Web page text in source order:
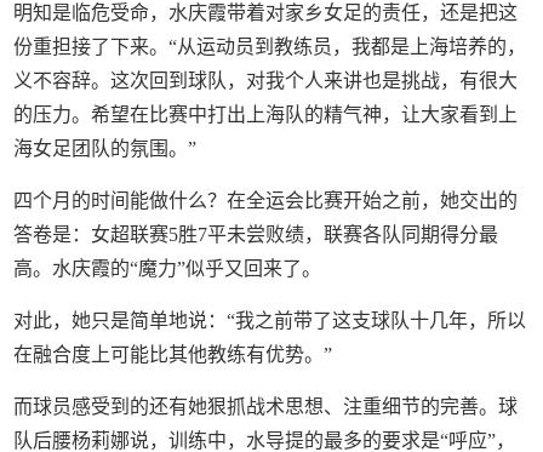
明知是临危受命，水庆霞带着对家乡女足的责任，还是把这
份重担接了下来。“从运动员到教练员，我都是上海培养的，
义不容辞。这次回到球队，对我个人来讲也是挑战，有很大
的压力。希望在比赛中打出上海队的精气神，让大家看到上
海女足团队的氛围。”
四个月的时间能做什么？在全运会比赛开始之前，她交出的
答卷是：女超联赛5胜7平未尝败绩，联赛各队同期得分最
高。水庆霞的“魔力”似乎又回来了。
对此，她只是简单地说：“我之前带了这支球队十几年，所以
在融合度上可能比其他教练有优势。”
而球员感受到的还有她狠抓战术思想、注重细节的完善。球
队后腰杨莉娜说，训练中，水导提的最多的要求是“呼应”，